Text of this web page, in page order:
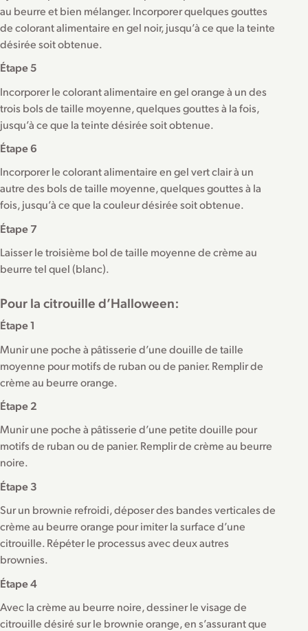
au beurre et bien mélanger. Incorporer quelques gouttes
de colorant alimentaire en gel noir, jusqu’à ce que la teinte
désirée soit obtenue.
Étape 5
Incorporer le colorant alimentaire en gel orange à un des
trois bols de taille moyenne, quelques gouttes à la fois,
jusqu’à ce que la teinte désirée soit obtenue.
Étape 6
Incorporer le colorant alimentaire en gel vert clair à un
autre des bols de taille moyenne, quelques gouttes à la
fois, jusqu’à ce que la couleur désirée soit obtenue.
Étape 7
Laisser le troisième bol de taille moyenne de crème au
beurre tel quel (blanc).
Pour la citrouille d’Halloween:
Étape 1
Munir une poche à pâtisserie d’une douille de taille
moyenne pour motifs de ruban ou de panier. Remplir de
crème au beurre orange.
Étape 2
Munir une poche à pâtisserie d’une petite douille pour
motifs de ruban ou de panier. Remplir de crème au beurre
noire.
Étape 3
Sur un brownie refroidi, déposer des bandes verticales de
crème au beurre orange pour imiter la surface d’une
citrouille. Répéter le processus avec deux autres
brownies.
Étape 4
Avec la crème au beurre noire, dessiner le visage de
citrouille désiré sur le brownie orange, en s’assurant que